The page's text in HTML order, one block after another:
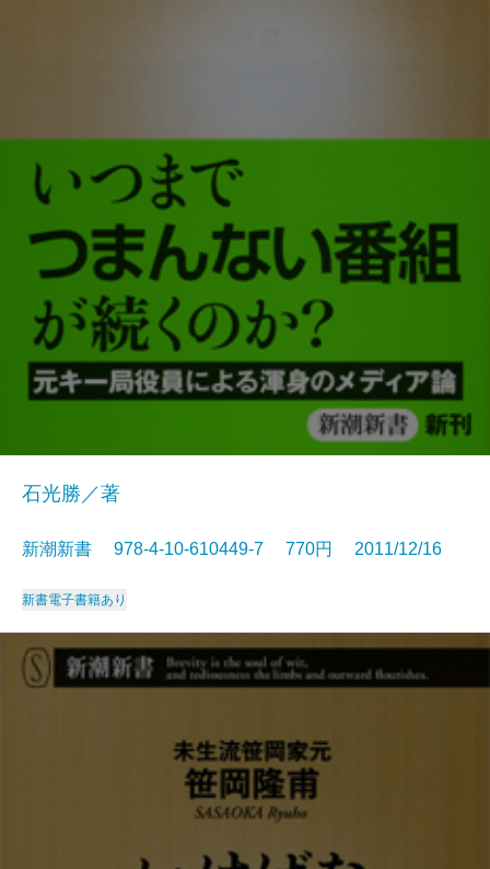
石光勝／著
新潮新書 978-4-10-610449-7 770円 2011/12/16
新書電子書籍あり